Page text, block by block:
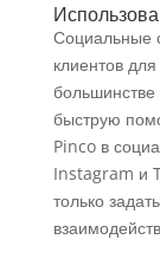
Социальные
клиентов
большинстве
быструю
Pinco в
Instagram и
только